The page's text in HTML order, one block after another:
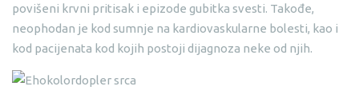
povišeni krvni pritisak i epizode gubitka svesti. Takođe,
neophodan je kod sumnje na kardiovaskularne bolesti, kao i
kod pacijenata kod kojih postoji dijagnoza neke od njih.